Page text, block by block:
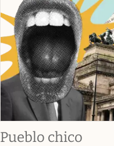
Pueblo chico